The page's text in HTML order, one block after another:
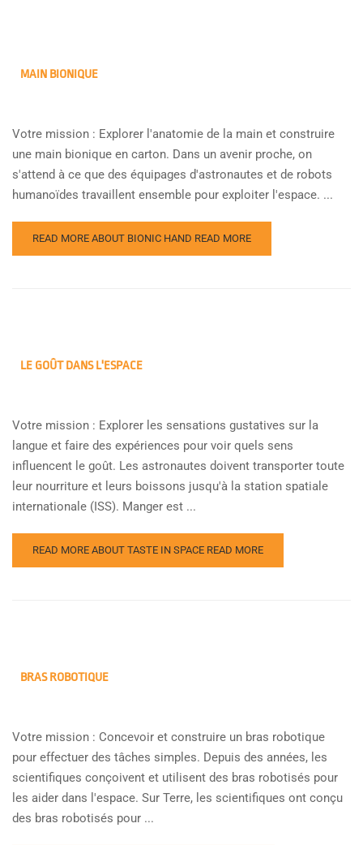
MAIN BIONIQUE
Votre mission : Explorer l'anatomie de la main et construire
une main bionique en carton. Dans un avenir proche, on
s'attend à ce que des équipages d'astronautes et de robots
humanoïdes travaillent ensemble pour exploiter l'espace. ...
READ MORE ABOUT BIONIC HAND READ MORE
LE GOÛT DANS L'ESPACE
Votre mission : Explorer les sensations gustatives sur la
langue et faire des expériences pour voir quels sens
influencent le goût. Les astronautes doivent transporter toute
leur nourriture et leurs boissons jusqu'à la station spatiale
internationale (ISS). Manger est ...
READ MORE ABOUT TASTE IN SPACE READ MORE
BRAS ROBOTIQUE
Votre mission : Concevoir et construire un bras robotique
pour effectuer des tâches simples. Depuis des années, les
scientifiques conçoivent et utilisent des bras robotisés pour
les aider dans l'espace. Sur Terre, les scientifiques ont conçu
des bras robotisés pour ...